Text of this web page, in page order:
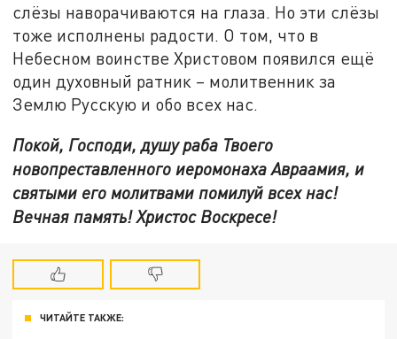
слёзы наворачиваются на глаза. Но эти слёзы
тоже исполнены радости. О том, что в
Небесном воинстве Христовом появился ещё
один духовный ратник – молитвенник за
Землю Русскую и обо всех нас.
Покой, Господи, душу раба Твоего
новопреставленного иеромонаха Авраамия, и
святыми его молитвами помилуй всех нас!
Вечная память! Христос Воскресе!
ЧИТАЙТЕ ТАКЖЕ: